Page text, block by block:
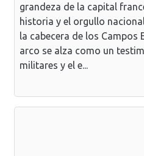
grandeza de la capital
historia y el orgullo
la cabecera de los Campos
arco se alza como un
militares y el e...